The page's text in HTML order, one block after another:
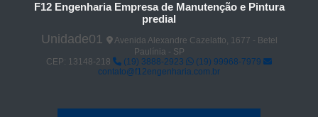
F12 Engenharia Empresa de Manutenção e Pintura
predial
Unidade01
Avenida Alexandre Cazelatto, 1677 - Betel
Paulínia - SP
CEP: 13148-218
(19) 3888-2923
(19) 99968-7979
contato@f12engenharia.com.br